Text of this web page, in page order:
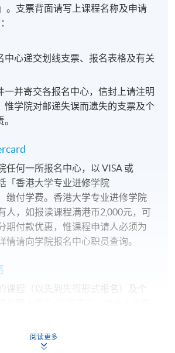
。支票背面请写上课程名称及申请
中心递交划线支票、报名表格及有关
一并寄交各报名中心，信封上请注明
惟学院对邮递失误而遗失的支票及个
任何一所报名中心，以 VISA 或
「香港大学专业进修学院
缴付学费。香港大学专业进修学院
人，如报读课程满港币2,000元，可
期付款优惠，惟课程申请人必须为
情请向学院报名中心职员查询。
课程（以先到先得形式报名）及个
关课程的报名费或学费。除上述支
读学历颁授课程设有网上服务，学
阅读更多